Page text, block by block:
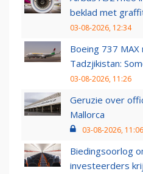
beklad met
03-08-2026, 12:34
Boeing 737
Tadzjikistan:
03-08-2026, 11:26
Geruzie over
Mallorca
03-08-2026, 11:06
Biedingsoorlog
investeerders